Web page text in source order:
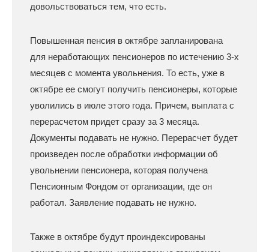
довольствоваться тем, что есть.
Повышенная пенсия в октябре запланирована
для неработающих пенсионеров по истечению 3-х
месяцев с момента увольнения. То есть, уже в
октябре ее смогут получить пенсионеры, которые
уволились в июле этого года. Причем, выплата с
перерасчетом придет сразу за 3 месяца.
Документы подавать не нужно. Перерасчет будет
произведен после обработки информации об
увольнении пенсионера, которая получена
Пенсионным Фондом от организации, где он
работал. Заявление подавать не нужно.
Также в октябре будут проиндексированы